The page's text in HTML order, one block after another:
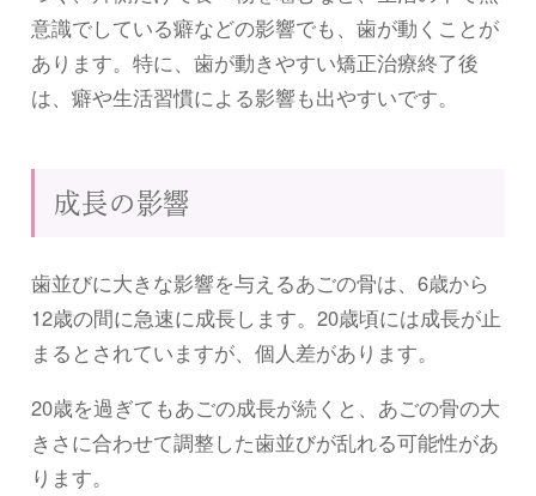
意識でしている癖などの影響でも、歯が動くことが
あります。特に、歯が動きやすい矯正治療終了後
は、癖や生活習慣による影響も出やすいです。
成長の影響
歯並びに大きな影響を与えるあごの骨は、6歳から
12歳の間に急速に成長します。20歳頃には成長が止
まるとされていますが、個人差があります。
20歳を過ぎてもあごの成長が続くと、あごの骨の大
きさに合わせて調整した歯並びが乱れる可能性があ
ります。